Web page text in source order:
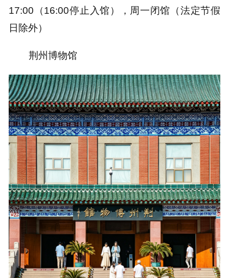
17:00（16:00停止入馆），周一闭馆（法定节假
日除外）
荆州博物馆